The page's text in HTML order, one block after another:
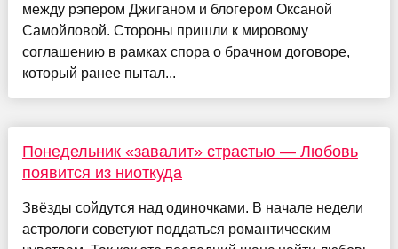
между рэпером Джиганом и блогером Оксаной
Самойловой. Стороны пришли к мировому
соглашению в рамках спора о брачном договоре,
который ранее пытал...
Понедельник «завалит» страстью — Любовь
появится из ниоткуда
Звёзды сойдутся над одиночками. В начале недели
астрологи советуют поддаться романтическим